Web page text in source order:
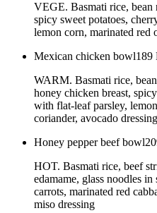
VEGE. Basmati rice,
spicy sweet potatoes,
lemon corn, marinated red
Mexican chicken bowl189
WARM. Basmati rice,
honey chicken breast,
with flat-leaf parsley,
coriander, avocado dressing
Honey pepper beef bowl
HOT. Basmati rice, beef
edamame, glass noodles
carrots, marinated red
miso dressing